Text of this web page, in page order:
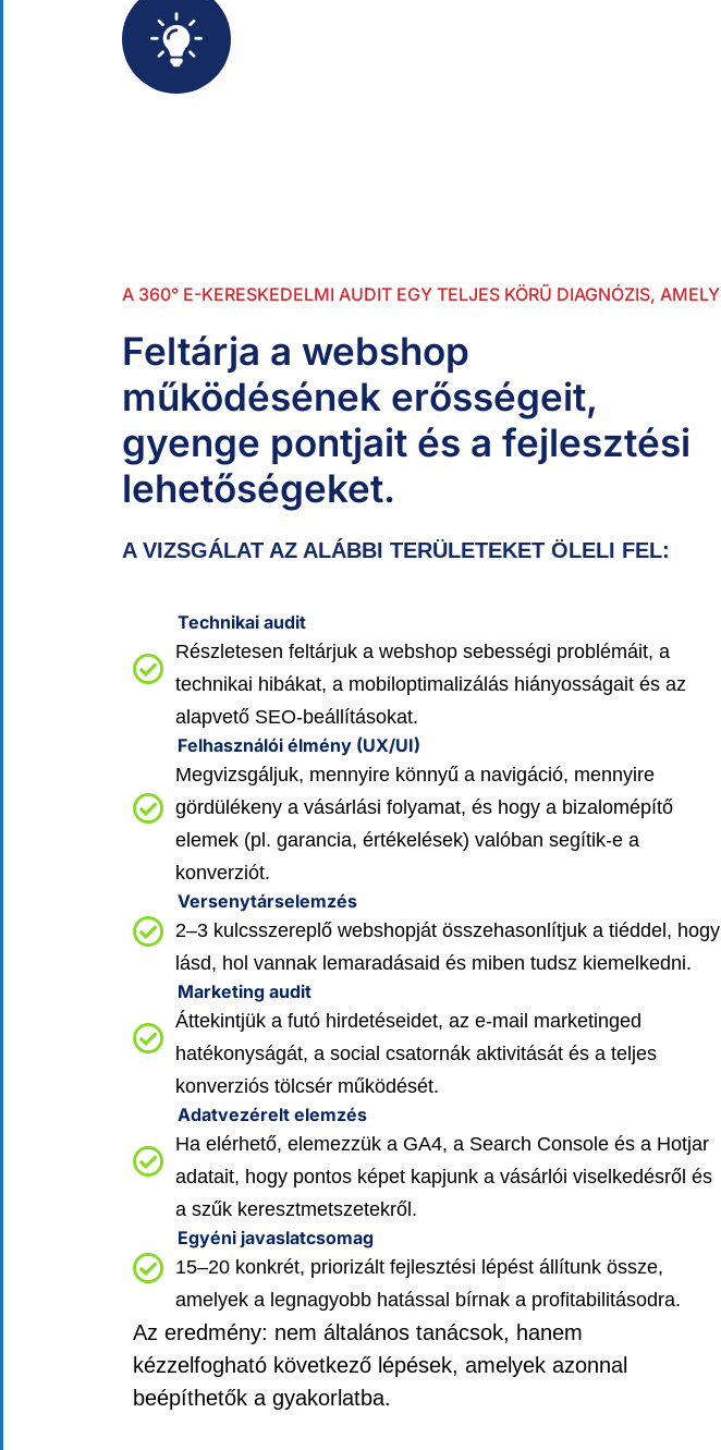
A 360° E-KERESKEDELMI AUDIT EGY TELJES KÖRŰ DIAGNÓZIS, AMELY
Feltárja a webshop
működésének erősségeit,
gyenge pontjait és a fejlesztési
lehetőségeket.
A VIZSGÁLAT AZ ALÁBBI TERÜLETEKET ÖLELI FEL:
Technikai audit
Részletesen feltárjuk a webshop sebességi problémáit, a
technikai hibákat, a mobiloptimalizálás hiányosságait és az
alapvető SEO-beállításokat.
Felhasználói élmény (UX/UI)
Megvizsgáljuk, mennyire könnyű a navigáció, mennyire
gördülékeny a vásárlási folyamat, és hogy a bizalomépítő
elemek (pl. garancia, értékelések) valóban segítik-e a
konverziót.
Versenytárselemzés
2–3 kulcsszereplő webshopját összehasonlítjuk a tiéddel, hogy
lásd, hol vannak lemaradásaid és miben tudsz kiemelkedni.
Marketing audit
Áttekintjük a futó hirdetéseidet, az e-mail marketinged
hatékonyságát, a social csatornák aktivitását és a teljes
konverziós tölcsér működését.
Adatvezérelt elemzés
Ha elérhető, elemezzük a GA4, a Search Console és a Hotjar
adatait, hogy pontos képet kapjunk a vásárlói viselkedésről és
a szűk keresztmetszetekről.
Egyéni javaslatcsomag
15–20 konkrét, priorizált fejlesztési lépést állítunk össze,
amelyek a legnagyobb hatással bírnak a profitabilitásodra.
Az eredmény: nem általános tanácsok, hanem
kézzelfogható következő lépések, amelyek azonnal
beépíthetők a gyakorlatba.